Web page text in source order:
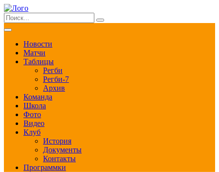
Новости
Матчи
Таблицы
Регби
Регби-7
Архив
Команда
Школа
Фото
Видео
Клуб
История
Документы
Контакты
Программки